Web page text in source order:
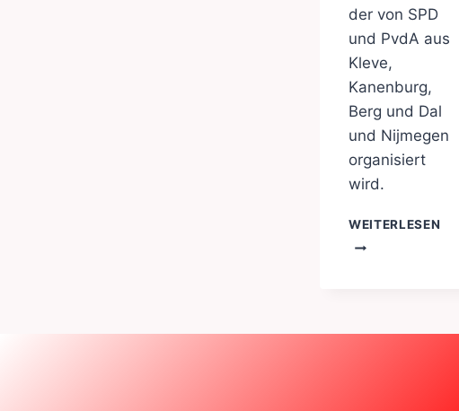
der von SPD
und PvdA aus
Kleve,
Kanenburg,
Berg und Dal
und Nijmegen
organisiert
wird.
WEITERLESEN